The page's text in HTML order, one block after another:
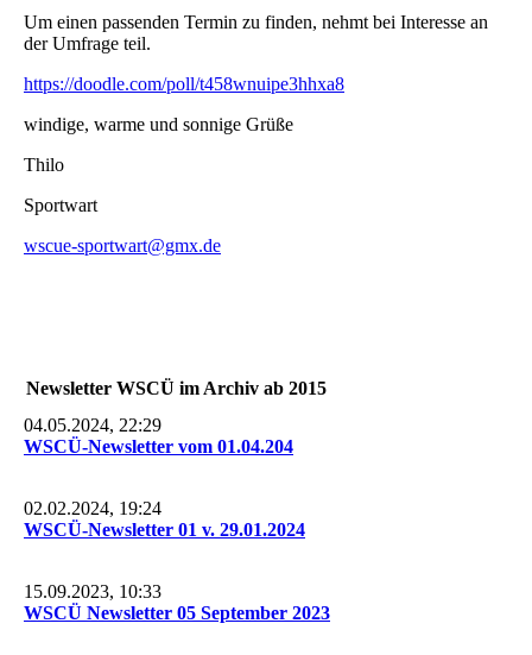
Um einen passenden Termin zu finden, nehmt bei Interesse an
der Umfrage teil.
https://doodle.com/poll/t458wnuipe3hhxa8
windige, warme und sonnige Grüße
Thilo
Sportwart
wscue-sportwart@gmx.de
Newsletter WSCÜ im Archiv ab 2015
04.05.2024, 22:29
WSCÜ-Newsletter vom 01.04.204
02.02.2024, 19:24
WSCÜ-Newsletter 01 v. 29.01.2024
15.09.2023, 10:33
WSCÜ Newsletter 05 September 2023